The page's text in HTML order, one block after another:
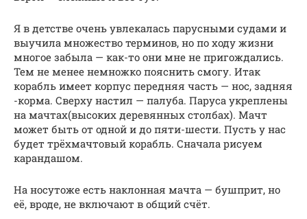
Я в детстве очень увлекалась парусными судами и
выучила множество терминов, но по ходу жизни
многое забыла — как-то они мне не пригождались.
Тем не менее немножко пояснить смогу. Итак
корабль имеет корпус передняя часть — нос, задняя
-корма. Сверху настил — палуба. Паруса укреплены
на мачтах(высоких деревянных столбах). Мачт
может быть от одной и до пяти-шести. Пусть у нас
будет трёхмачтовый корабль. Сначала рисуем
карандашом.
На носутоже есть наклонная мачта — бушприт, но
её, вроде, не включают в общий счёт.